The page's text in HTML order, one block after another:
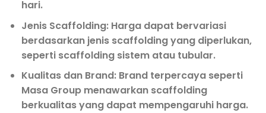
hari.
Jenis Scaffolding:Harga dapat bervariasi
berdasarkan jenis scaffolding yang diperlukan,
seperti scaffolding sistem atau tubular.
Kualitas dan Brand:Brand terpercaya seperti
Masa Group menawarkan scaffolding
berkualitas yang dapat mempengaruhi harga.